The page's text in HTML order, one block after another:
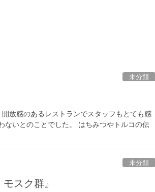
未分類
放感のあるレストランでスタッフもとても感
ないとのことでした。 はちみつやトルコの伝
未分類
スク群』